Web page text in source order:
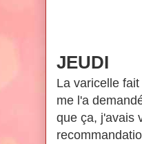
JEUDI
La varicelle
me l'a
que ça, j'avais